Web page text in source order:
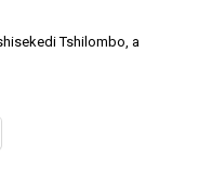
Tshilombo, a